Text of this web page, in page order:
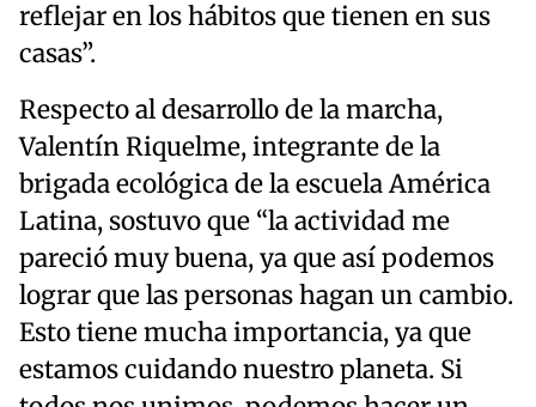
reflejar en los hábitos que tienen en sus
casas”.
Respecto al desarrollo de la marcha,
Valentín Riquelme, integrante de la
brigada ecológica de la escuela América
Latina, sostuvo que “la actividad me
pareció muy buena, ya que así podemos
lograr que las personas hagan un cambio.
Esto tiene mucha importancia, ya que
estamos cuidando nuestro planeta. Si